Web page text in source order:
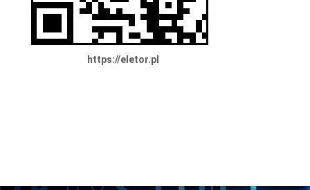
https://eletor.pl